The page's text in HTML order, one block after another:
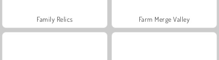
Family Relics Farm Merge Valley